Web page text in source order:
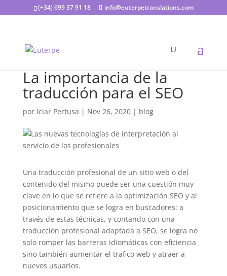
(+34) 699 37 91 18 info@euterpetranslations.com
La importancia de la
traducción para el SEO
por Iciar Pertusa | Nov 26, 2020| blog
Una traducción profesional de un sitio web o del
contenido del mismo puede ser una cuestión muy
clave en lo que se refiere a la optimización SEO y al
posicionamiento que se logra en buscadores: a
través de estas técnicas, y contando con una
traducción profesional adaptada a SEO, se logra no
solo romper las barreras idiomáticas con eficiencia
sino también aumentar el trafico web y atraer a
nuevos usuarios.